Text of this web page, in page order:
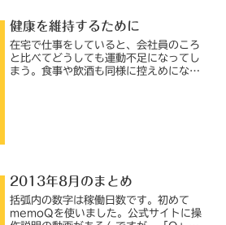
健康を維持するために
在宅で仕事をしていると、会社員のころ
と比べてどうしても運動不足になってし
まう。食事や飲酒も同様に控えめになっ
2013年8月のまとめ
括弧内の数字は稼働日数です。初めて
memoQを使いました。公式サイトに操